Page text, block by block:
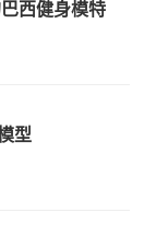
西健身模特
型